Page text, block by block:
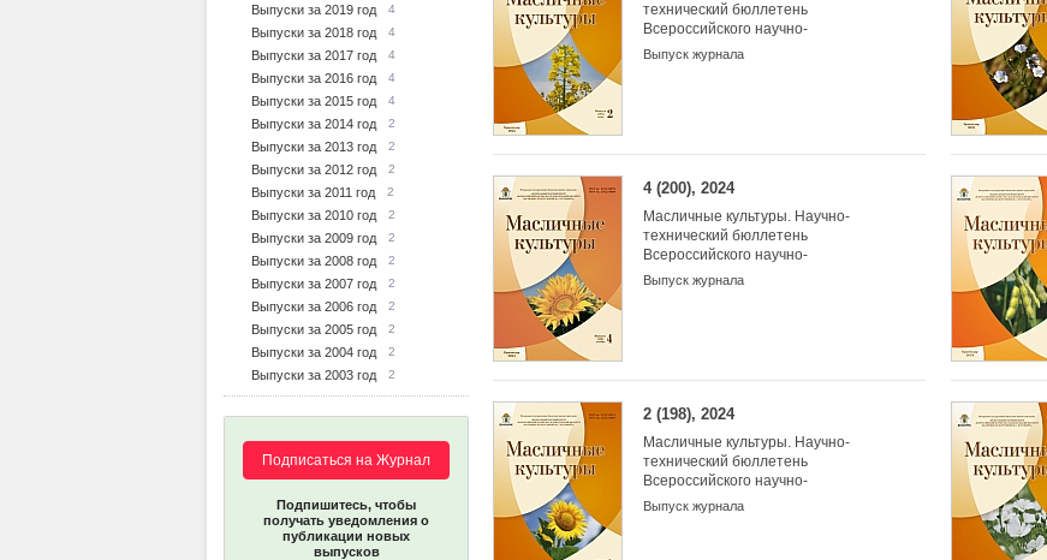
Выпуски за 2019 год 4
Выпуски за 2018 год 4
Выпуски за 2017 год 4
Выпуски за 2016 год 4
Выпуски за 2015 год 4
Выпуски за 2014 год 2
Выпуски за 2013 год 2
Выпуски за 2012 год 2
Выпуски за 2011 год 2
Выпуски за 2010 год 2
Выпуски за 2009 год 2
Выпуски за 2008 год 2
Выпуски за 2007 год 2
Выпуски за 2006 год 2
Выпуски за 2005 год 2
Выпуски за 2004 год 2
Выпуски за 2003 год 2
Подписаться на Журнал
Подпишитесь, чтобы
получать уведомления о
публикации новых
выпусков
технический бюллетень
Всероссийского научно-
исследовательского института
Выпуск журнала
4 (200), 2024
Масличные культуры. Научно-
технический бюллетень
Всероссийского научно-
исследовательского института
Выпуск журнала
2 (198), 2024
Масличные культуры. Научно-
технический бюллетень
Всероссийского научно-
исследовательского института
Выпуск журнала